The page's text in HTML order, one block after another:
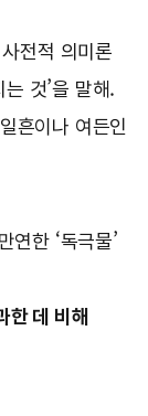
전적 의미론
것’을 말해.
흔이나 여든인
연한 ‘독극물’
데 비해